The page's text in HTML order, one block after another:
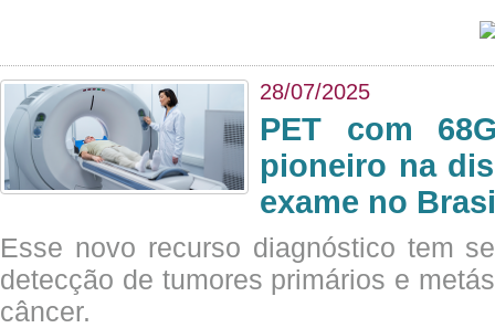
28/07/2025
PET com
pioneiro na
exame no
Esse novo recurso diagnóstico tem
detecção de tumores primários e
câncer.